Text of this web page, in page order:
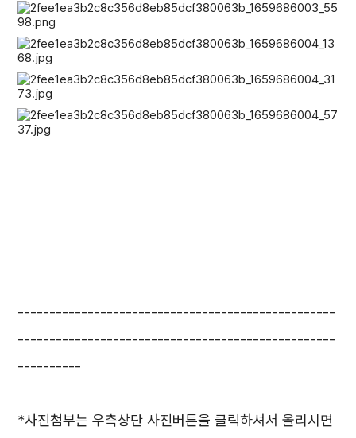
--------------------------------------------------
--------------------------------------------------
----------
*사진첨부는 우측상단 사진버튼을 클릭하셔서 올리시면